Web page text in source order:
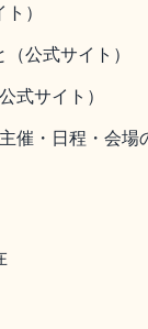
）
公式サイト）
式サイト）
催・日程・会場